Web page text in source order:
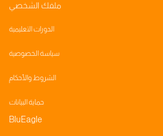
ملفك الشخصي
الدورات التعليمية
سياسة الخصوصية
الشروط والأحكام
حماية البيانات
BluEagle